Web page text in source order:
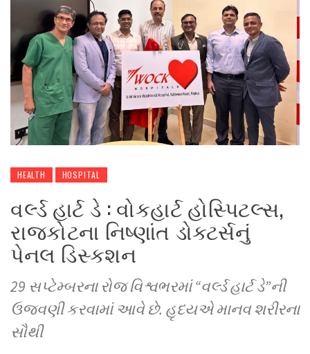
HEALTH HOSPITAL
વર્લ્ડ હાર્ટ ડે : વોકહાર્ટ હોસ્પિટલ્સ,
રાજકોટના નિષ્ણાંત ડોક્ટર્સનું
પેનલ ડિસ્કશન
29 સપ્ટેમ્બરના રોજ વિશ્વભરમાં “વર્લ્ડ હાર્ટ ડે”ની
ઉજવણી કરવામાં આવે છે. હૃદયએ માનવ શરીરના
સૌથી